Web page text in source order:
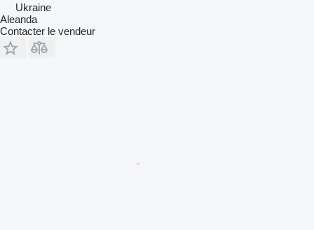
Ukraine
Aleanda
Contacter le vendeur